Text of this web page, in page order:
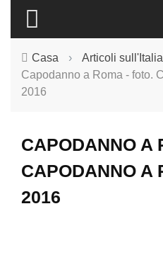
Casa › Articoli sull'Italia
Capodanno a Roma - foto.
2016
CAPODANNO A
CAPODANNO A
2016